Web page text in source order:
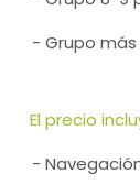
- Grupo
El precio
-